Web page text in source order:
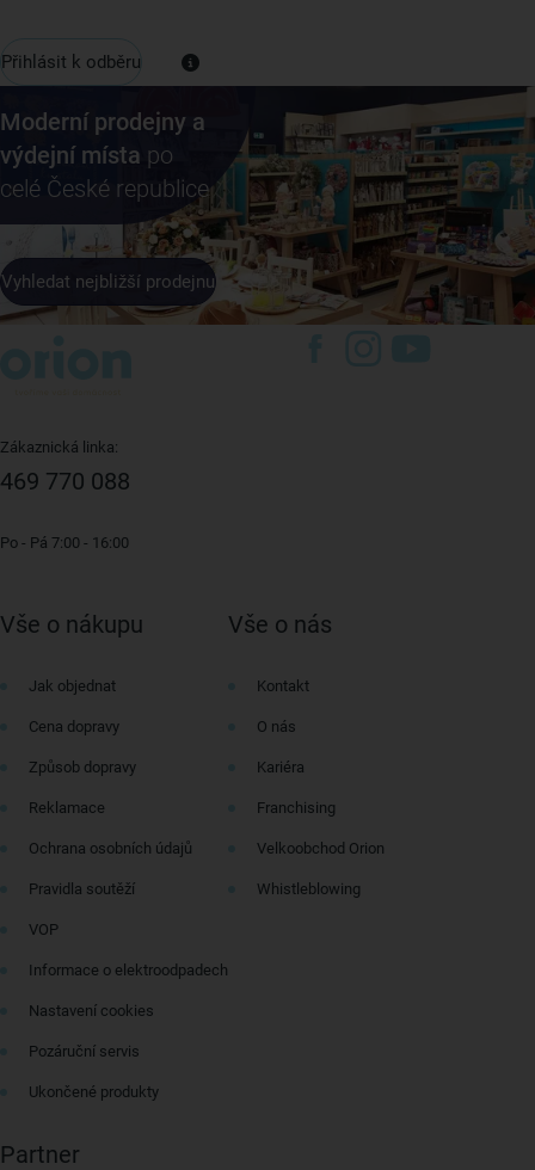
Přihlásit k odběru
Moderní prodejny a
výdejní místa po
celé České republice
Vyhledat nejbližší prodejnu
Zákaznická linka:
469 770 088
Po - Pá 7:00 - 16:00
Vše o nákupu
Jak objednat
Cena dopravy
Způsob dopravy
Reklamace
Ochrana osobních údajů
Pravidla soutěží
VOP
Informace o elektroodpadech
Nastavení cookies
Pozáruční servis
Ukončené produkty
Vše o nás
Kontakt
O nás
Kariéra
Franchising
Velkoobchod Orion
Whistleblowing
Partner